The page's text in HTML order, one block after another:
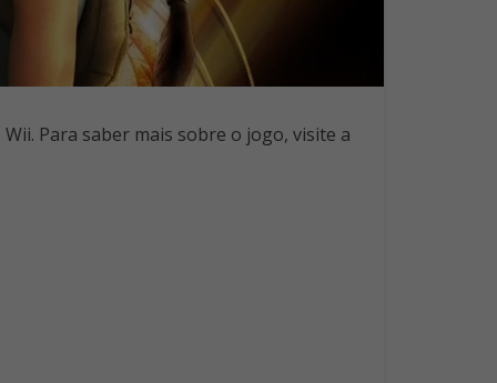
Para saber mais sobre o jogo, visite a